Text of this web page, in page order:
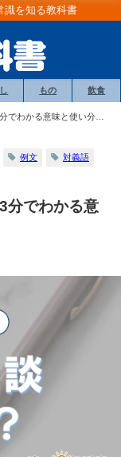
識を知る教科書
もの 飲食
でわかる意味と使い分け
例文 対義語
分でわかる意